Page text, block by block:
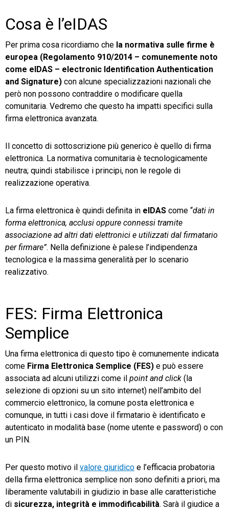
Cosa è l’eIDAS
Per prima cosa ricordiamo che la normativa sulle firme è
europea (Regolamento 910/2014 – comunemente noto
come eIDAS – electronic Identification Authentication
and Signature) con alcune specializzazioni nazionali che
però non possono contraddire o modificare quella
comunitaria. Vedremo che questo ha impatti specifici sulla
firma elettronica avanzata.
Il concetto di sottoscrizione più generico è quello di firma
elettronica. La normativa comunitaria è tecnologicamente
neutra; quindi stabilisce i principi, non le regole di
realizzazione operativa.
La firma elettronica è quindi definita in eIDAS come “dati in
forma elettronica, acclusi oppure connessi tramite
associazione ad altri dati elettronici e utilizzati dal firmatario
per firmare”. Nella definizione è palese l’indipendenza
tecnologica e la massima generalità per lo scenario
realizzativo.
FES: Firma Elettronica
Semplice
Una firma elettronica di questo tipo è comunemente indicata
come Firma Elettronica Semplice (FES) e può essere
associata ad alcuni utilizzi come il point and click (la
selezione di opzioni su un sito internet) nell’ambito del
commercio elettronico, la comune posta elettronica e
comunque, in tutti i casi dove il firmatario è identificato e
autenticato in modalità base (nome utente e password) o con
un PIN.
Per questo motivo il valore giuridico e l’efficacia probatoria
della firma elettronica semplice non sono definiti a priori, ma
liberamente valutabili in giudizio in base alle caratteristiche
di sicurezza, integrità e immodificabilità. Sarà il giudice a